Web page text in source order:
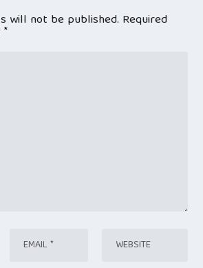
will not be published. Required
*